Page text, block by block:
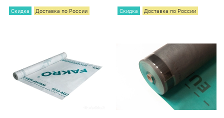
Скидка Доставка по России Скидка Доставка по России